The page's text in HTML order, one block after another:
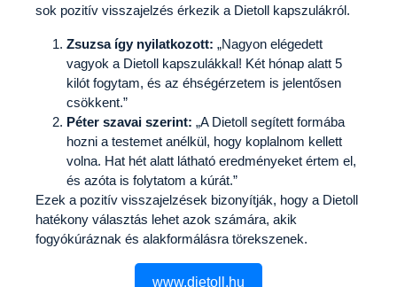
sok pozitív visszajelzés érkezik a Dietoll kapszulákról.
Zsuzsa így nyilatkozott: „Nagyon elégedett
vagyok a Dietoll kapszulákkal! Két hónap alatt 5
kilót fogytam, és az éhségérzetem is jelentősen
csökkent.”
Péter szavai szerint: „A Dietoll segített formába
hozni a testemet anélkül, hogy koplalnom kellett
volna. Hat hét alatt látható eredményeket értem el,
és azóta is folytatom a kúrát.”
Ezek a pozitív visszajelzések bizonyítják, hogy a Dietoll
hatékony választás lehet azok számára, akik
fogyókúráznak és alakformálásra törekszenek.
www.dietoll.hu